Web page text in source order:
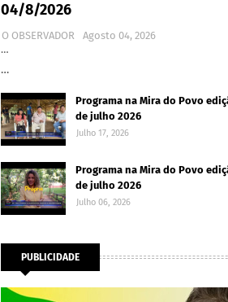
04/8/2026
O OBSERVADOR
Agosto 04, 2026
…
…
Programa na Mira do Povo
de julho 2026
Julho 17, 2026
Programa na Mira do Povo
de julho 2026
Julho 06, 2026
PUBLICIDADE